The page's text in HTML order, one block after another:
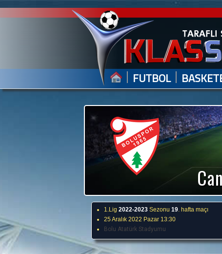
| FUTBOL |
1.Lig 2022-2023 Sezonu 19. hafta maçı
25 Aralık 2022 Pazar 13:30
Bolu Atatürk Stadyumu